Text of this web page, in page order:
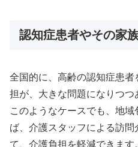
認知症患者やその家
全国的に、高齢の認知症患
担が、大きな問題になりつつ
このようなケースでも、地
ば、介護スタッフによる訪
て、介護負担を軽減できます